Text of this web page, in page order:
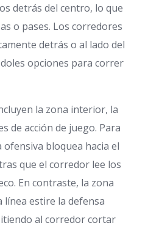
detrás del centro, lo que
o pases. Los corredores
detrás o al lado del
opciones para correr
la zona interior, la
de acción de juego. Para
bloquea hacia el
que el corredor lee los
En contraste, la zona
estire la defensa
al corredor cortar